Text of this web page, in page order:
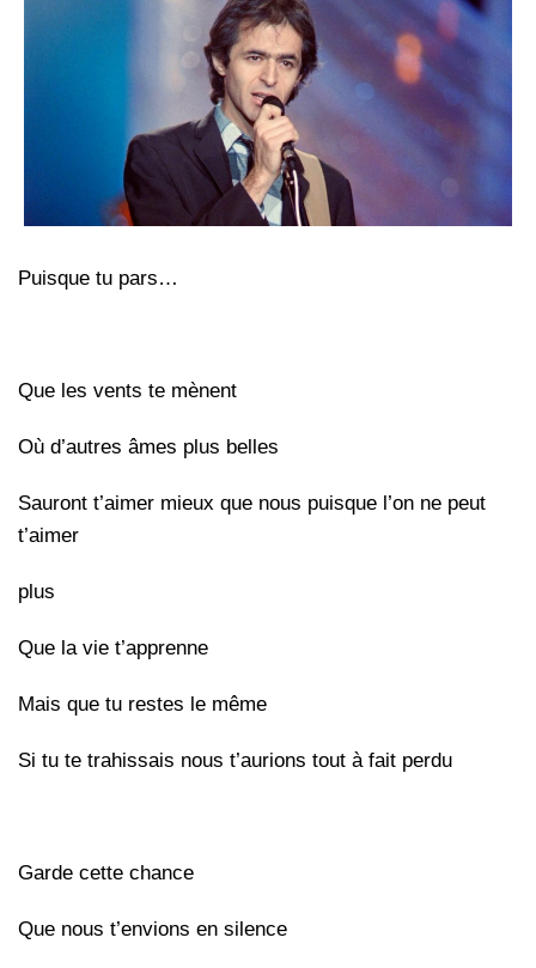
Puisque tu pars…
Que les vents te mènent
Où d’autres âmes plus belles
Sauront t’aimer mieux que nous puisque l’on ne peut
t’aimer
plus
Que la vie t’apprenne
Mais que tu restes le même
Si tu te trahissais nous t’aurions tout à fait perdu
Garde cette chance
Que nous t’envions en silence